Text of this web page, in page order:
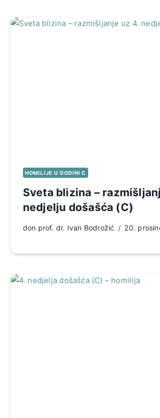
HOMILIJE U GODINI C
Sveta blizina –
nedjelju došašća (C)
don prof. dr. Ivan Bodrožić 20.